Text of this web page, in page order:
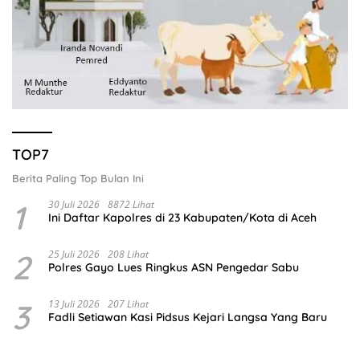
TOP7
Berita Paling Top Bulan Ini
1 30 Juli 2026 8872 Lihat
Ini Daftar Kapolres di 23 Kabupaten/Kota di Aceh
2 25 Juli 2026 208 Lihat
Polres Gayo Lues Ringkus ASN Pengedar Sabu
3 13 Juli 2026 207 Lihat
Fadli Setiawan Kasi Pidsus Kejari Langsa Yang Baru